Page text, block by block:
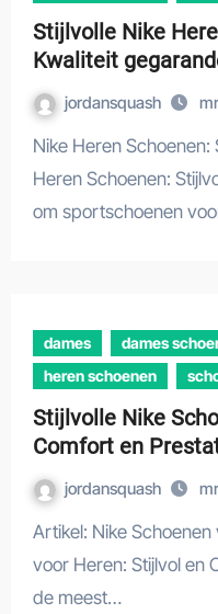
Stijlvolle Nike
Kwaliteit
jordansquash
Nike Heren Schoenen: Stijlvol en Comfortabel Nike
Heren Schoenen:
om sportschoenen
dames dames
heren schoenen
Stijlvolle Nike
Comfort en
jordansquash
Artikel: Nike Schoenen voor Heren Nike Schoenen
voor Heren: Stijlvol en
de meest…